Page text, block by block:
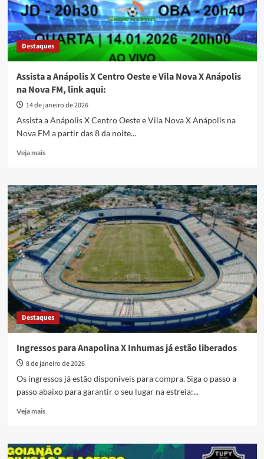
Destaques
Assista a Anápolis X Centro Oeste e Vila Nova X Anápolis
na Nova FM, link aqui:
14 de janeiro de 2026
Assista a Anápolis X Centro Oeste e Vila Nova X Anápolis na
Nova FM a partir das 8 da noite...
Veja maisRead
Assista
a
Anápolis
X
Centro
Oeste
e
Vila
Nova
X
Anápolis
na
Nova
FM,
aqui:
Destaques
Ingressos para Anapolina X Inhumas já estão liberados
8 de janeiro de 2026
Os ingressos já estão disponíveis para compra. Siga o passo a
passo abaixo para garantir o seu lugar na estreia:...
Veja maisRead
Ingressos
para